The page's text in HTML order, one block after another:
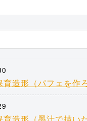
造形（パフェを作ろ